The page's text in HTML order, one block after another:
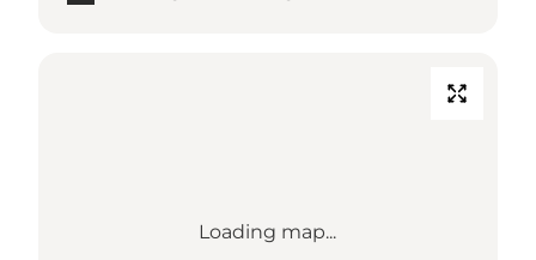
Loading map...